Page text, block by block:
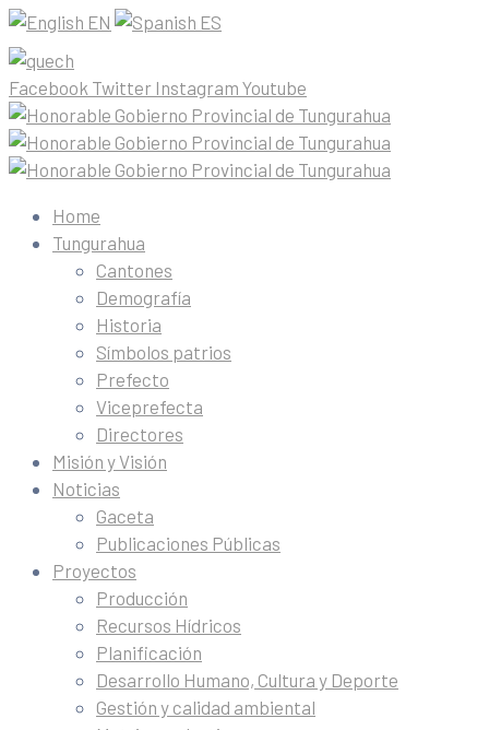
EN ES
Facebook Twitter Instagram Youtube
Home
Tungurahua
Cantones
Demografía
Historia
Símbolos patrios
Prefecto
Viceprefecta
Directores
Misión y Visión
Noticias
Gaceta
Publicaciones Públicas
Proyectos
Producción
Recursos Hídricos
Planificación
Desarrollo Humano, Cultura y Deporte
Gestión y calidad ambiental